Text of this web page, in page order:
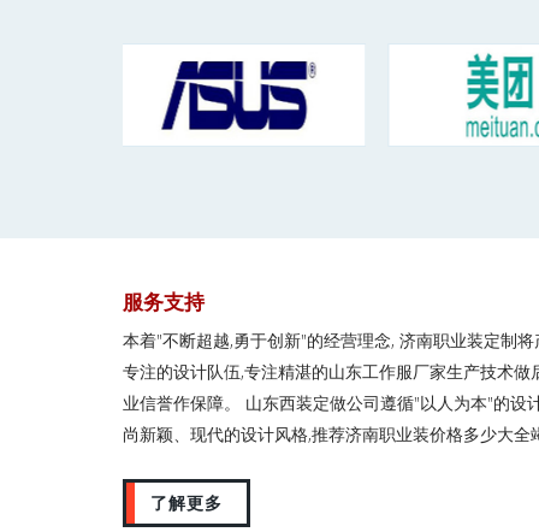
服务支持
本着"不断超越,勇于创新"的经营理念, 济南职业装定制
专注的设计队伍,专注精湛的山东工作服厂家生产技术
业信誉作保障。 山东西装定做公司遵循"以人为本"的
尚新颖、现代的设计风格,推荐济南职业装价格多少大全
了解更多